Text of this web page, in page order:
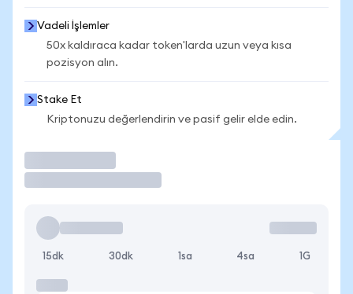
Vadeli İşlemler
50x kaldıraca kadar token'larda uzun veya kısa
pozisyon alın.
Stake Et
Kriptonuzu değerlendirin ve pasif gelir elde edin.
15dk 30dk 1sa 4sa 1G